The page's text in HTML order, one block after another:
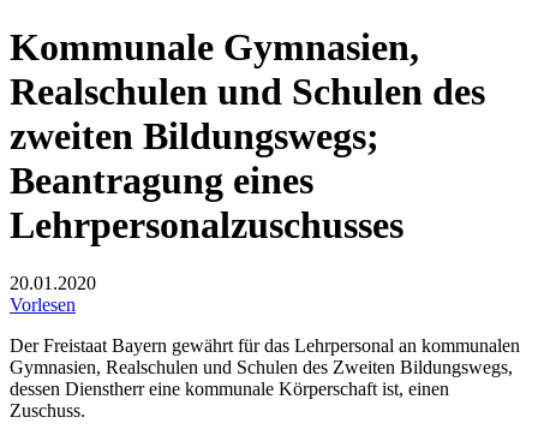
Kommunale Gymnasien,
Realschulen und Schulen des
zweiten Bildungswegs;
Beantragung eines
Lehrpersonalzuschusses
20.01.2020
Vorlesen
Der Freistaat Bayern gewährt für das Lehrpersonal an kommunalen
Gymnasien, Realschulen und Schulen des Zweiten Bildungswegs,
dessen Dienstherr eine kommunale Körperschaft ist, einen
Zuschuss.